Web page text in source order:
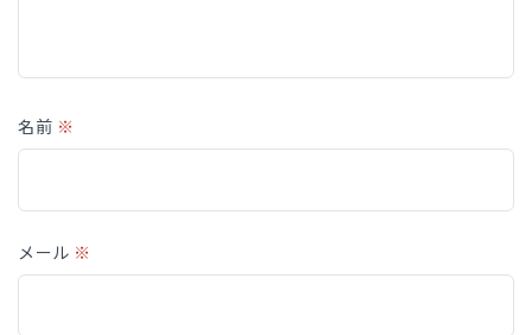
名前 ※
メール ※